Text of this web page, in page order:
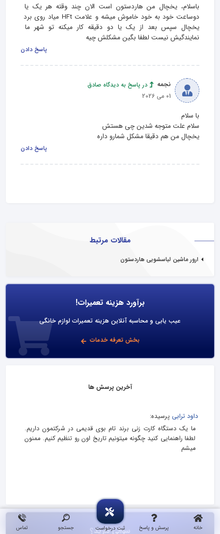
خانه پرسش و پاسخ ثبت درخواست جستجو تماس
مقالات مرتبط
ارور ماشین لباسشویی هاردستون
برآورد هزینه تعمیرات!
عیب یابی و محاسبه آنلاین هزینه تعمیرات لوازم خانگی
بخش تعرفه خدمات
باسلام، یخچال من هاردستون است الان چند وقته هر یک یا
دوساعت خود به خود خاموش میشه و علامت HFt میاد روی برد
یخچال سپس بعد از یک یا دو دقیقه کار میکنه تو شهر ما
نمایندگیش نیست لطفا بگین مشکلش چیه
پاسخ دادن
نجمه
در پاسخ به دیدگاه صادق
01 می 2026
یخچال من هم دقیقا مشکل شمارو داره
پاسخ دادن
آخرین پرسش ها
داود ترابی پرسیده:
ما یک دستگاه کارت زنی برند تام بوی قدیمی در شرکتمون داریم.
لطفا راهنمایی کنید چگونه میتونیم تاریخ اون رو تنظیم کنیم. ممنون
میشم
سوالی دارید؟